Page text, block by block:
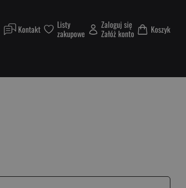
Kontakt Listy
zakupowe
Zaloguj się
Załóż konto Koszyk